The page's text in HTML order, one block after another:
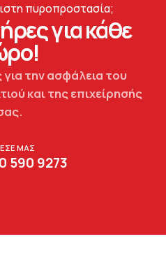
πυροπροστασία;
για κάθε
την ασφάλεια του
και της επιχείρησής
ΜΑΣ
590 9273